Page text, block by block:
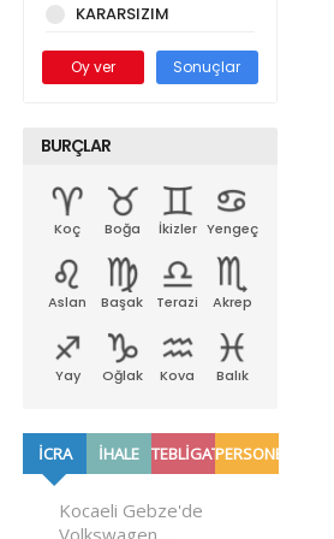
KARARSIZIM
Oy ver Sonuçlar
BURÇLAR
Koç Boğa İkizler Yengeç
Aslan Başak Terazi Akrep
Yay Oğlak Kova Balık